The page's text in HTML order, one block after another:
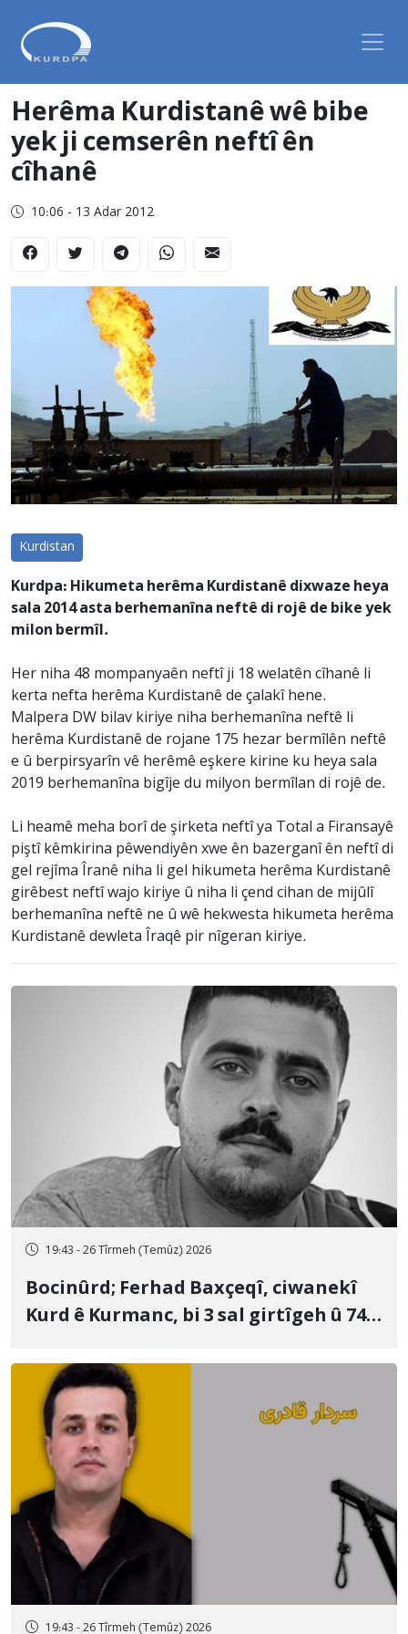
Herêma Kurdistanê wê bibe
yek ji cemserên neftî ên
cîhanê
10:06 - 13 Adar 2012
Kurdistan
Kurdpa: Hikumeta herêma Kurdistanê dixwaze heya
sala 2014 asta berhemanîna neftê di rojê de bike yek
milon bermîl.
Her niha 48 mompanyaên neftî ji 18 welatên cîhanê li
kerta nefta herêma Kurdistanê de çalakî hene.
Malpera DW bilav kiriye niha berhemanîna neftê li
herêma Kurdistanê de rojane 175 hezar bermîlên neftê
e û berpirsyarîn vê herêmê eşkere kirine ku heya sala
2019 berhemanîna bigîje du milyon bermîlan di rojê de.
Li heamê meha borî de şirketa neftî ya Total a Firansayê
piştî kêmkirina pêwendiyên xwe ên bazerganî ên neftî di
gel rejîma Îranê niha li gel hikumeta herêma Kurdistanê
girêbest neftî wajo kiriye û niha li çend cihan de mijûlî
berhemanîna neftê ne û wê hekwesta hikumeta herêma
Kurdistanê dewleta Îraqê pir nîgeran kiriye.
19:43 - 26 Tîrmeh (Temûz) 2026
Bocinûrd; Ferhad Baxçeqî, ciwanekî
Kurd ê Kurmanc, bi 3 sal girtîgeh û 74
19:43 - 26 Tîrmeh (Temûz) 2026